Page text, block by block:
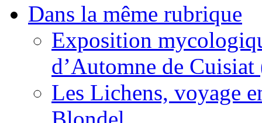
Dans la même rubrique
Exposition
d’Automne de Cuisiat
Les Lichens, voyage